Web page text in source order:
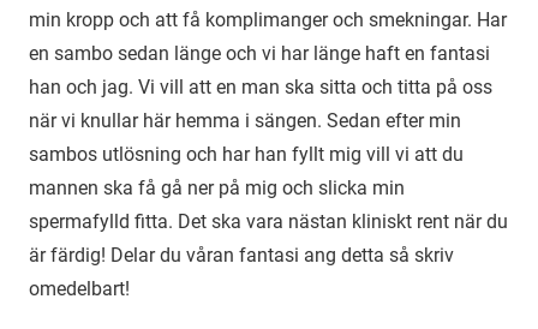
min kropp och att få komplimanger och smekningar. Har
en sambo sedan länge och vi har länge haft en fantasi
han och jag. Vi vill att en man ska sitta och titta på oss
när vi knullar här hemma i sängen. Sedan efter min
sambos utlösning och har han fyllt mig vill vi att du
mannen ska få gå ner på mig och slicka min
spermafylld fitta. Det ska vara nästan kliniskt rent när du
är färdig! Delar du våran fantasi ang detta så skriv
omedelbart!